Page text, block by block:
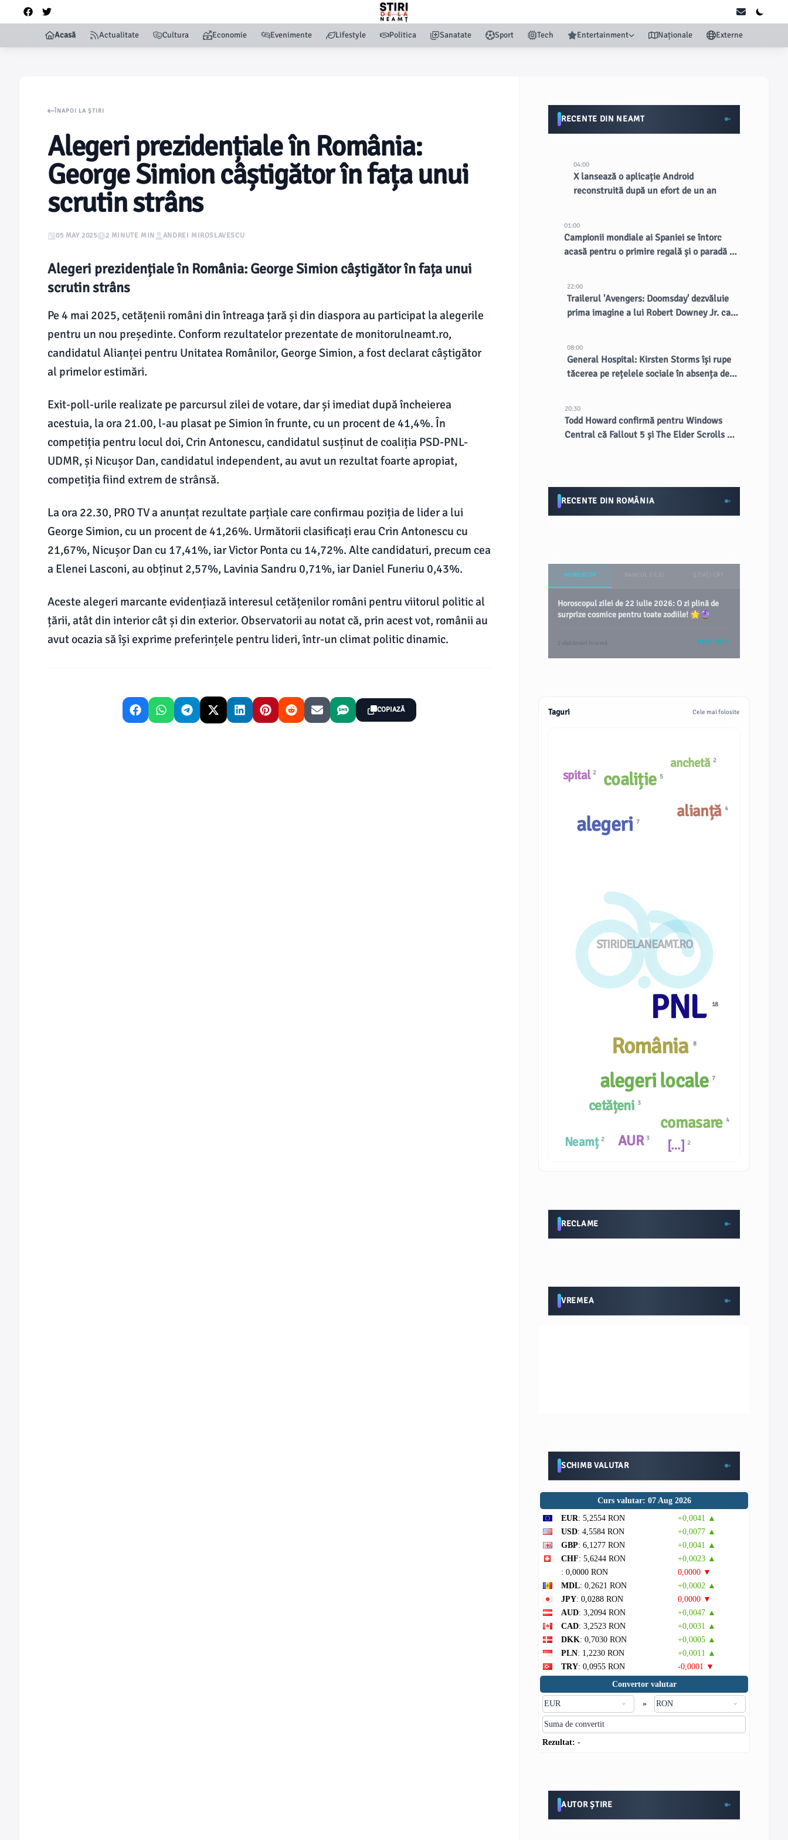
Acasă Actualitate Cultura Economie Evenimente Lifestyle Politica Sanatate Sport Tech Entertainment Naționale Externe
ÎNAPOI LA ȘTIRI
Alegeri prezidențiale în România:
George Simion câștigător în fața unui
scrutin strâns
05 MAY 2025 2 MINUTE MIN ANDREI MIROSLAVESCU
Alegeri prezidențiale în România: George Simion câștigător în fața unui
scrutin strâns
Pe 4 mai 2025, cetățenii români din întreaga țară și din diaspora au participat la alegerile
pentru un nou președinte. Conform rezultatelor prezentate de monitorulneamt.ro,
candidatul Alianței pentru Unitatea Românilor, George Simion, a fost declarat câștigător
al primelor estimări.
Exit-poll-urile realizate pe parcursul zilei de votare, dar și imediat după încheierea
acestuia, la ora 21.00, l-au plasat pe Simion în frunte, cu un procent de 41,4%. În
competiția pentru locul doi, Crin Antonescu, candidatul susținut de coaliția PSD-PNL-
UDMR, și Nicușor Dan, candidatul independent, au avut un rezultat foarte apropiat,
competiția fiind extrem de strânsă.
La ora 22.30, PRO TV a anunțat rezultate parțiale care confirmau poziția de lider a lui
George Simion, cu un procent de 41,26%. Următorii clasificați erau Crin Antonescu cu
21,67%, Nicușor Dan cu 17,41%, iar Victor Ponta cu 14,72%. Alte candidaturi, precum cea
a Elenei Lasconi, au obținut 2,57%, Lavinia Sandru 0,71%, iar Daniel Funeriu 0,43%.
Aceste alegeri marcante evidențiază interesul cetățenilor români pentru viitorul politic al
țării, atât din interior cât și din exterior. Observatorii au notat că, prin acest vot, românii au
avut ocazia să își exprime preferințele pentru lideri, într-un climat politic dinamic.
COPIAZĂ
RECENTE DIN NEAMT
04:00
X lansează o aplicație Android
reconstruită după un efort de un an
01:00
Campionii mondiale ai Spaniei se întorc
acasă pentru o primire regală și o paradă în
22:00
Trailerul 'Avengers: Doomsday' dezvăluie
prima imagine a lui Robert Downey Jr. ca
08:00
General Hospital: Kirsten Storms își rupe
tăcerea pe rețelele sociale în absența de
20:30
Todd Howard confirmă pentru Windows
Central că Fallout 5 și The Elder Scrolls VI
RECENTE DIN ROMÂNIA
HOROSCOP
Horoscopul zilei de 22 iulie 2026: O zi plină de
surprize cosmice pentru toate zodiile! 🌟🔮
2 săptămâni în urmă VEZI TOT
Taguri Cele mai folosite
STIRIDELANEAMT.RO
anchetă 2
Neamț 2
cetățeni 3
[…] 2
spital 2
România 8
coaliție 5
PNL 18
alianță 4
AUR 3
alegeri7
comasare 4
alegeri locale7
RECLAME
VREMEA
SCHIMB VALUTAR
Curs valutar: 07 Aug 2026
EUR: 5,2554 RON
+0,0041 ▲
USD: 4,5584 RON
+0,0077 ▲
GBP: 6,1277 RON
+0,0041 ▲
CHF: 5,6244 RON
+0,0023 ▲
: 0,0000 RON
0,0000 ▼
MDL: 0,2621 RON
+0,0002 ▲
JPY: 0,0288 RON
0,0000 ▼
AUD: 3,2094 RON
+0,0047 ▲
CAD: 3,2523 RON
+0,0031 ▲
DKK: 0,7030 RON
+0,0005 ▲
PLN: 1,2230 RON
+0,0011 ▲
TRY: 0,0955 RON
-0,0001 ▼
Convertor valutar
»
Rezultat: -
AUTOR ȘTIRE